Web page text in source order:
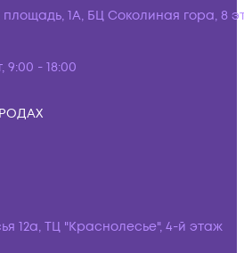
площадь, 1А, БЦ Соколиная гора, 8
9:00 - 18:00
12а, ТЦ "Краснолесье", 4-й этаж